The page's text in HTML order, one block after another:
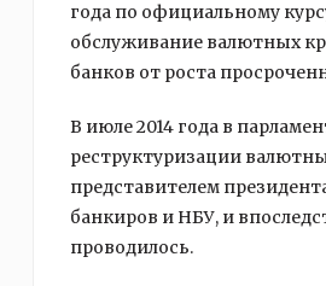
года по официальному
обслуживание валютных
банков от роста
В июле 2014 года в
реструктуризации
представителем
банкиров и НБУ, и
проводилось.